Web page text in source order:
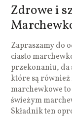
Zdrowe i
Zapraszamy do
ciasto
przekonaniu, da
które są również
marchewkowe
świeżym
Składnik ten